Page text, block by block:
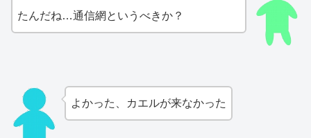
たんだね…通信網というべきか？
よかった、カエルが来なかった